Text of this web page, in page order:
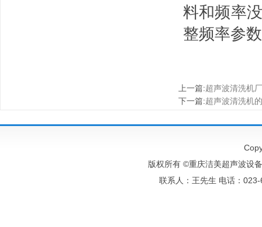
料和频率
整频率参
上一篇:超声波清洗机
下一篇:超声波清洗机
版权所有 ©重庆洁美超声波设
联系人：王先生 电话：